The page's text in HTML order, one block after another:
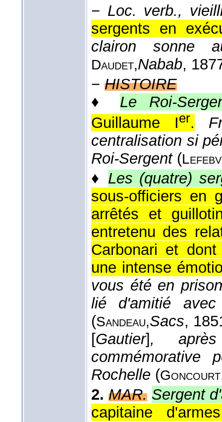
− Loc. verb.,
sergents en
clairon sonne
Daudet,Nabab,
− HISTOIRE
♦ Le Roi-
Guillaume Ier.
centralisation si
Roi-Sergent(
♦ Les (quatre)
sous-officiers en
arrêtés et
entretenu des
Carbonari et
une intense
vous été en
lié d'amitié
(Sandeau,Sacs,
[Gautier],
commémorative
Rochelle (
2. MAR. Sergent
capitaine